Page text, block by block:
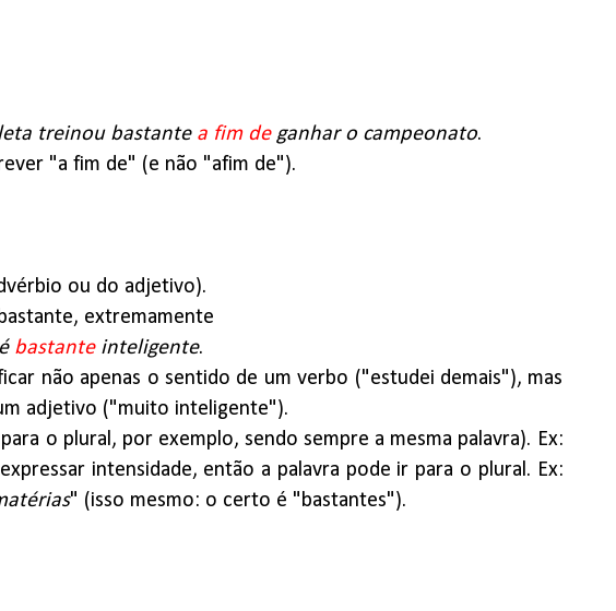
treinou bastante a fim deganhar o campeonato.
"a fim de" (e não "afim de").
ou do adjetivo).
extremamente
bastante inteligente.
não apenas o sentido de um verbo ("estudei demais"), mas
adjetivo ("muito inteligente").
o plural, por exemplo, sendo sempre a mesma palavra). Ex:
intensidade, então a palavra pode ir para o plural. Ex:
" (isso mesmo: o certo é "bastantes").